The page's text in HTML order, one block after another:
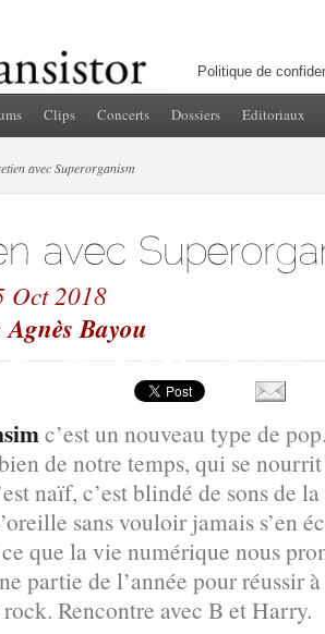
Politique de
Clips Concerts Dossiers Editoriaux
avec Superorganism
Oct 2018
Agnès Bayou
c’est un nouveau type de
de notre temps, qui se
naïf, c’est blindé de sons de
sans vouloir jamais s’en
que la vie numérique nous
partie de l’année pour réussir
Rencontre avec B et Harry.